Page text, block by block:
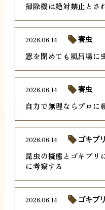
掃除機は絶対禁止とさ
窓を閉めても風呂場に
2026.06.14 害虫
自力で無理ならプロに
2026.06.14 害虫
昆虫の擬態とゴキブリ
に考察する
2026.06.14 ゴキブリ
2026.06.14 ゴキブリ